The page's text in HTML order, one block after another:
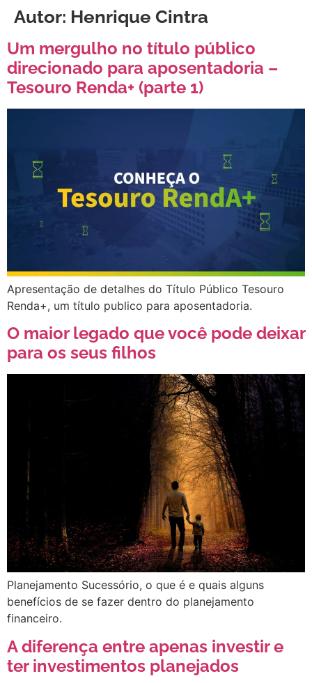
Autor: Henrique Cintra
Um mergulho no título público
direcionado para aposentadoria –
Tesouro Renda+ (parte 1)
Apresentação de detalhes do Título Público Tesouro
Renda+, um título publico para aposentadoria.
O maior legado que você pode deixar
para os seus filhos
Planejamento Sucessório, o que é e quais alguns
benefícios de se fazer dentro do planejamento
financeiro.
A diferença entre apenas investir e
ter investimentos planejados